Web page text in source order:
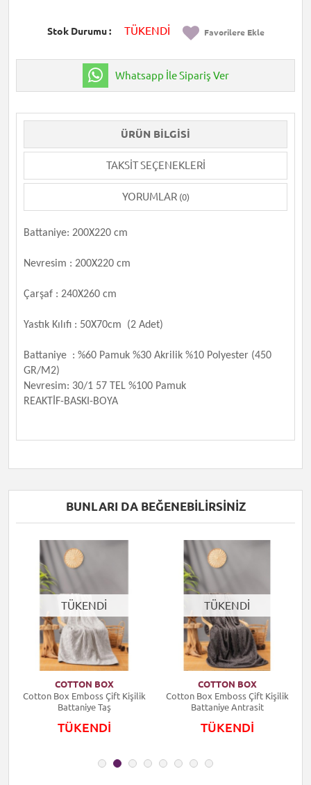
Stok Durumu TÜKENDİ Favorilere Ekle
Whatsapp İle Sipariş Ver
ÜRÜN BILGISI
TAKSIT SEÇENEKLERI
YORUMLAR (0)
Battaniye: 200X220 cm
Nevresim : 200X220 cm
Çarşaf : 240X260 cm
Yastık Kılıfı : 50X70cm (2 Adet)
Battaniye : %60 Pamuk %30 Akrilik %10 Polyester (450
GR/M2)
Nevresim: 30/1 57 TEL %100 Pamuk
REAKTİF-BASKI-BOYA
BUNLARI DA BEĞENEBILIRSINIZ
TÜKENDİ
COTTON BOX
Cotton Box Emboss Çift Kişilik
Battaniye Taş
TÜKENDİ
TÜKENDİ
COTTON BOX
Cotton Box Emboss Çift Kişilik
Battaniye Antrasit
TÜKENDİ